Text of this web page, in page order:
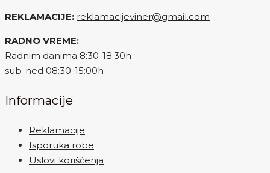
REKLAMACIJE: reklamacijeviner@gmail.com
RADNO VREME:
Radnim danima 8:30-18:30h
sub-ned 08:30-15:00h
Informacije
Reklamacije
Isporuka robe
Uslovi korišćenja